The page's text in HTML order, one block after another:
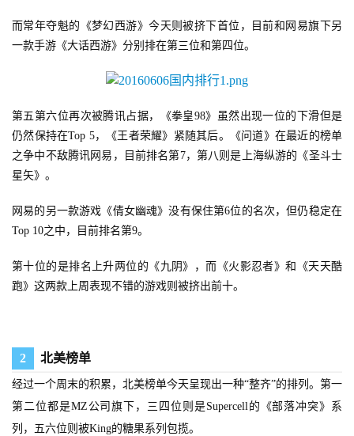
首
页
而常年夺魁的《梦幻西游》今天则被挤下首位，目前和网易旗下另
一款手游《大话西游》分别排在第三位和第四位。
第五第六位再次被腾讯占据，《拳皇98》虽然出现一位的下滑但是
仍然保持在Top 5，《王者荣耀》紧随其后。《问道》在最近的榜单
之争中不敌腾讯网易，目前排名第7，第八则是上海纵游的《圣斗士
星矢》。
网易的另一款游戏《倩女幽魂》没有保住第6位的名次，但仍稳定在
Top 10之中，目前排名第9。
第十位的是排名上升两位的《九阴》，而《火影忍者》和《天天酷
跑》这两款上周表现不错的游戏则被挤出前十。
2 北美榜单
经过一个周末的积累，北美榜单今天呈现出一种“整齐”的排列。第一
第二位都是MZ公司旗下，三四位则是Supercell的《部落冲突》系
列，五六位则被King的糖果系列包揽。